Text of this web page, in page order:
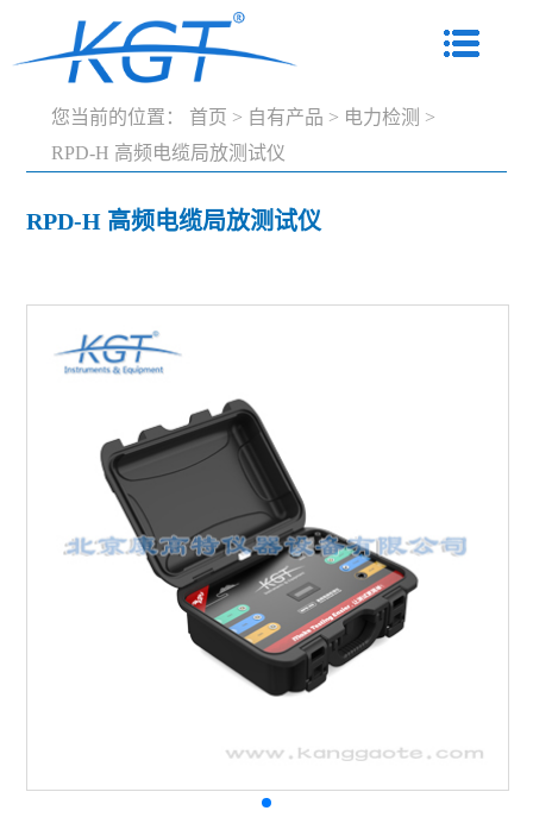
您当前的位置： 首页 > 自有产品 > 电力检测 >
RPD-H 高频电缆局放测试仪
RPD-H 高频电缆局放测试仪